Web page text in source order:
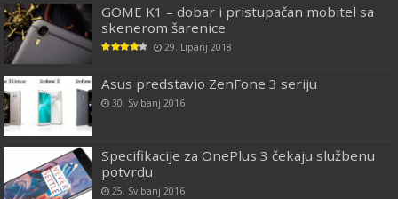
GOME K1 – dobar i pristupačan mobitel sa
skenerom šarenice
29. Lipanj 2018
Asus predstavio ZenFone 3 seriju
30. Svibanj 2016
Specifikacije za OnePlus 3 čekaju službenu
potvrdu
25. Svibanj 2016